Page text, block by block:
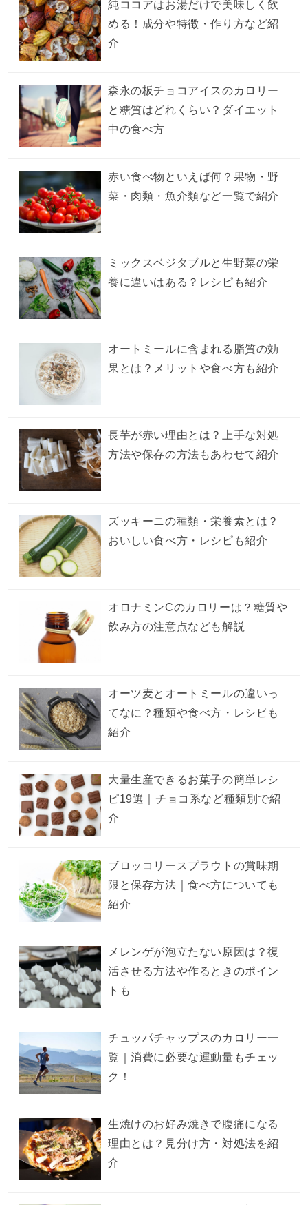
純ココアはお湯だけで美味しく飲
める！成分や特徴・作り方など紹
介
森永の板チョコアイスのカロリー
と糖質はどれくらい？ダイエット
中の食べ方
赤い食べ物といえば何？果物・野
菜・肉類・魚介類など一覧で紹介
ミックスベジタブルと生野菜の栄
養に違いはある？レシピも紹介
オートミールに含まれる脂質の効
果とは？メリットや食べ方も紹介
長芋が赤い理由とは？上手な対処
方法や保存の方法もあわせて紹介
ズッキーニの種類・栄養素とは？
おいしい食べ方・レシピも紹介
オロナミンCのカロリーは？糖質や
飲み方の注意点なども解説
オーツ麦とオートミールの違いっ
てなに？種類や食べ方・レシピも
紹介
大量生産できるお菓子の簡単レシ
ピ19選｜チョコ系など種類別で紹
介
ブロッコリースプラウトの賞味期
限と保存方法｜食べ方についても
紹介
メレンゲが泡立たない原因は？復
活させる方法や作るときのポイン
トも
チュッパチャップスのカロリー一
覧｜消費に必要な運動量もチェッ
ク！
生焼けのお好み焼きで腹痛になる
理由とは？見分け方・対処法を紹
介